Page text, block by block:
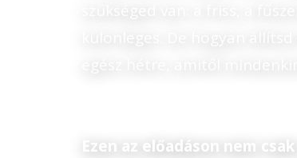
Ezen az előadáson nem